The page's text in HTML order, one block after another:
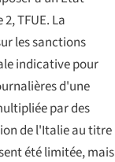
TFUE. La
les sanctions
indicative pour
d'une
par des
de l'Italie au titre
été limitée, mais